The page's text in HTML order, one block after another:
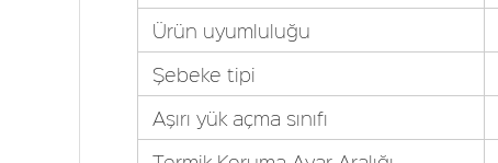
Ürün uyumluluğu
Şebeke tipi
Aşırı yük açma sınıfı